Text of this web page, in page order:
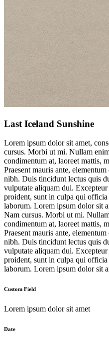
Last Iceland Sunshine
Lorem ipsum dolor sit amet,
cursus. Morbi ut mi. Nullam
condimentum at, laoreet mattis,
Praesent mauris ante,
nibh. Duis tincidunt lectus quis
vulputate aliquam dui.
proident, sunt in culpa qui
laborum. Lorem ipsum dolor sit
Nam cursus. Morbi ut mi.
condimentum at, laoreet mattis,
Praesent mauris ante,
nibh. Duis tincidunt lectus quis
vulputate aliquam dui.
proident, sunt in culpa qui
laborum. Lorem ipsum dolor sit
Custom Field
Lorem ipsum dolor sit amet
Date